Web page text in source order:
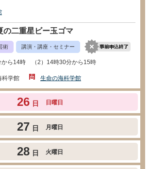
の二重星ビー玉ゴマ
術 講演・講座・セミナー
から14時 （2）14時30分から15時
科学館 生命の海科学館
26 日 日曜日
27 日 月曜日
28 日 火曜日